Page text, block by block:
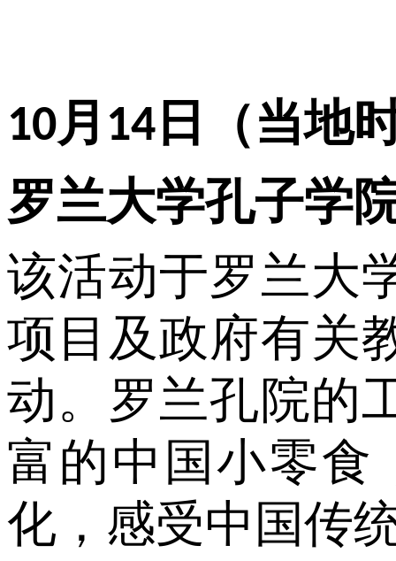
10月 14 日（当地
罗兰大学孔子学
该活动于罗兰大
项目及政府有关
动。罗兰孔院的
富的中国小零食
化，感受中国传